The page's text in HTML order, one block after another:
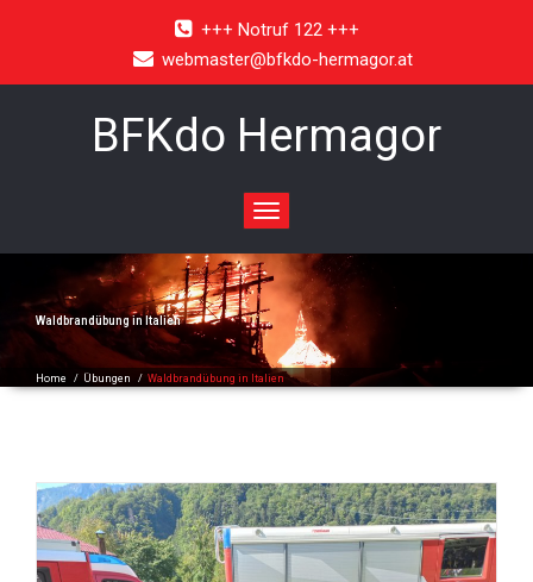
+++ Notruf 122 +++
webmaster@bfkdo-hermagor.at
BFKdo Hermagor
Toggle
navigation
Waldbrandübung in Italien
Home / Übungen / Waldbrandübung in Italien